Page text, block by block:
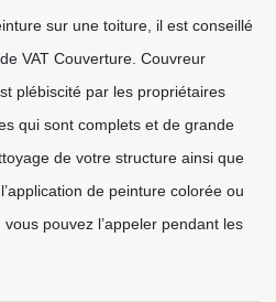
sur une toiture, il est conseillé
VAT Couverture. Couvreur
plébiscité par les propriétaires
qui sont complets et de grande
de votre structure ainsi que
de peinture colorée ou
pouvez l’appeler pendant les